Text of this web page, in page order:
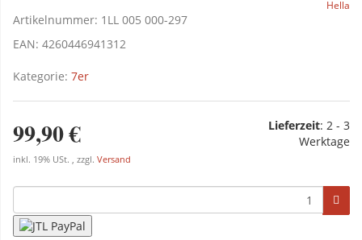
Hella
Artikelnummer: 1LL 005 000-297
EAN: 4260446941312
Kategorie: 7er
99,90 €
inkl. 19% USt. , zzgl. Versand
Lieferzeit: 2 - 3
Werktage